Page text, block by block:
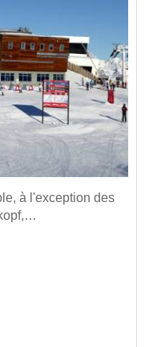
à l'exception des